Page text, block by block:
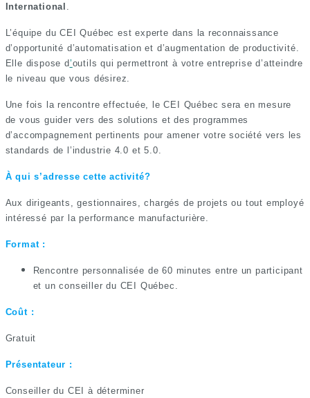
International .
L’équipe du CEI Québec est experte dans la reconnaissance
d’opportunité d’automatisation et d’augmentation de productivité.
Elle dispose d’outils qui permettront à votre entreprise d’atteindre
le niveau que vous désirez.
Une fois la rencontre effectuée, le CEI Québec sera en mesure
de vous guider vers des solutions et des programmes
d’accompagnement pertinents pour amener votre société vers les
standards de l’industrie 4.0 et 5.0.
À qui s’adresse cette activité?
Aux dirigeants, gestionnaires, chargés de projets ou tout employé
intéressé par la performance manufacturière.
Format :
Rencontre personnalisée de 60 minutes entre un participant
et un conseiller du CEI Québec.
Coût :
Gratuit
Présentateur :
Conseiller du CEI à déterminer